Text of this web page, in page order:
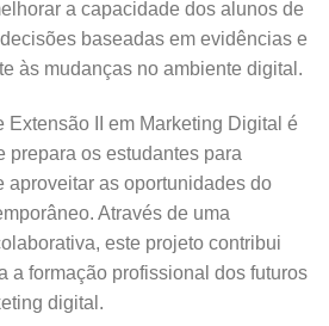
a capacidade dos alunos de
baseadas em evidências e
às mudanças no ambiente digital.
Extensão II em Marketing Digital é
prepara os estudantes para
aproveitar as oportunidades do
Através de uma
este projeto contribui
a formação profissional dos futuros
digital.